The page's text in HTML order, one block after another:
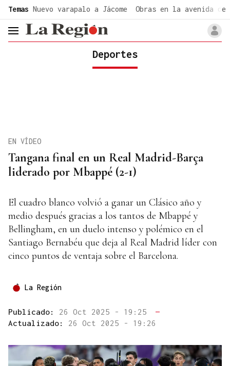
Temas Nuevo varapalo a Jácome Obras en la avenida de
header.menu.open
Deportes
Tangana final en un Real Madrid-Barça
liderado por Mbappé (2-1)
EN VÍDEO
El cuadro blanco volvió a ganar un Clásico año y
medio después gracias a los tantos de Mbappé y
Bellingham, en un duelo intenso y polémico en el
Santiago Bernabéu que deja al Real Madrid líder con
cinco puntos de ventaja sobre el Barcelona.
La Región
Publicado: 26 Oct 2025 - 19:25
—
Actualizado: 26 Oct 2025 - 19:26